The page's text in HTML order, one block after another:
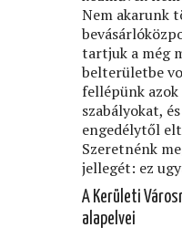
Nem akarunk
tartjuk a még
belterületbe
fellépünk
szabályokat,
engedélytől
Szeretnénk
jellegét: ez
A Kerületi
alapelvei